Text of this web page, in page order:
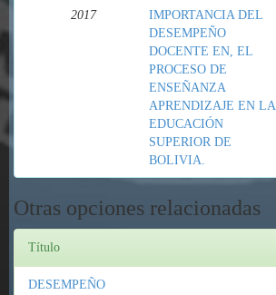
2017
IMPORTANCIA DEL
DESEMPEÑO
DOCENTE EN, EL
PROCESO DE
ENSEÑANZA
APRENDIZAJE EN LA
EDUCACIÓN
SUPERIOR DE
BOLIVIA.
Otras opciones relacionadas
Título
DESEMPEÑO